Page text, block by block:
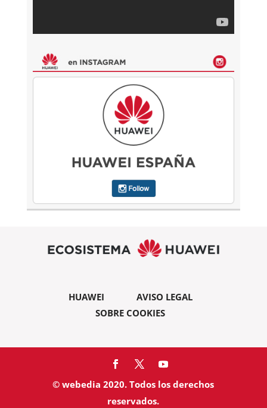
HUAWEI
AVISO LEGAL
SOBRE COOKIES
© webedia 2020. Todos los derechos
reservados.